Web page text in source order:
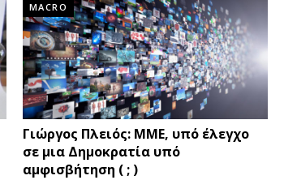
MACRO
Γιώργος Πλειός: ΜΜΕ, υπό έλεγχο
σε μια Δημοκρατία υπό
αμφισβήτηση ( ; )